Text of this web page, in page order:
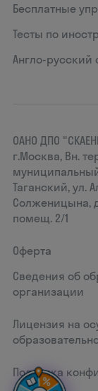
Бесплатные
Тесты по
Англо-русский
ОАНО ДПО
г.Москва, Вн.
Таганский, ул.
Солженицына,
помещ. 2/1
Оферта
Сведения об
организации
Лицензия на
Политика